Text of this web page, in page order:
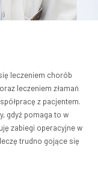
się leczeniem chorób
leczeniem złamań
z pacjentem.
gdyż pomaga to w
zabiegi operacyjne w
trudno gojące się